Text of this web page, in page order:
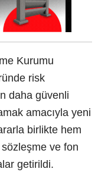
Kurumu
risk
daha güvenli
amacıyla yeni
birlikte hem
sözleşme ve fon
getirildi.